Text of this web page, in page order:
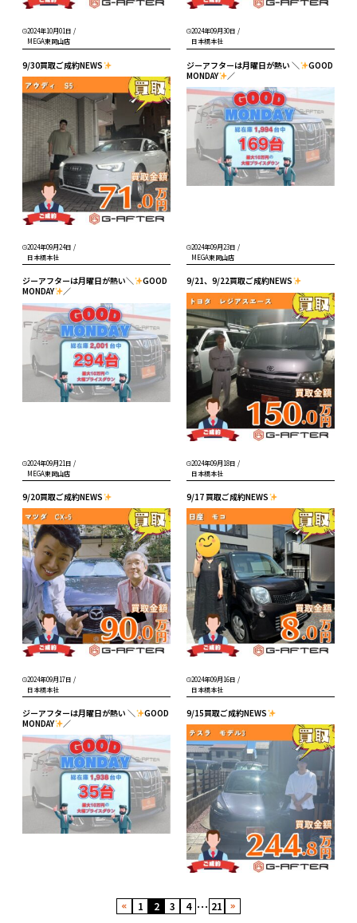
9/30買取ご成約NEWS
2024年10月01日 /
MEGA東岡山店
ジーアフターは月曜日が熱い ＼
GOOD
MONDAY
／
2024年09月30日 /
日本橋本社
ジーアフターは月曜日が熱い＼
GOOD
MONDAY
／
2024年09月24日 /
日本橋本社
9/21、9/22買取ご成約NEWS
2024年09月23日 /
MEGA東岡山店
9/20買取ご成約NEWS
2024年09月21日 /
MEGA東岡山店
9/17 買取ご成約NEWS
2024年09月18日 /
日本橋本社
ジーアフターは月曜日が熱い ＼
GOOD
MONDAY
／
2024年09月17日 /
日本橋本社
9/15買取ご成約NEWS
2024年09月16日 /
日本橋本社
1 2 3 4 … 21